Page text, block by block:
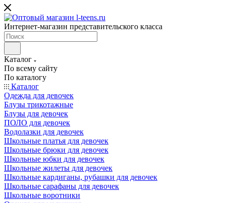
Интернет-магазин представительского класса
Каталог
По всему сайту
По каталогу
Каталог
Одежда для девочек
Блузы трикотажные
Блузы для девочек
ПОЛО для девочек
Водолазки для девочек
Школьные платья для девочек
Школьные брюки для девочек
Школьные юбки для девочек
Школьные жилеты для девочек
Школьные кардиганы, рубашки для девочек
Школьные сарафаны для девочек
Школьные воротники